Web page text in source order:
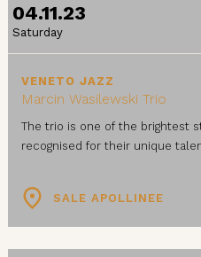
04.11.23
Saturday
VENETO JAZZ
Marcin Wasilewski Trio
The trio is one of the brightest
recognised for their unique
SALE APOLLINEE